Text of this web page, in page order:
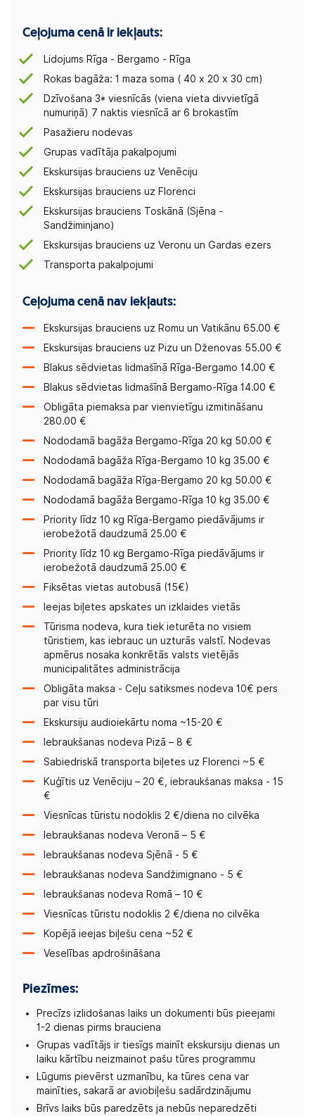
Ceļojuma cenā ir iekļauts:
Lidojums Rīga - Bergamo - Rīga
Rokas bagāža: 1 maza soma ( 40 х 20 х 30 cm)
Dzīvošana 3* viesnīcās (viena vieta divvietīgā
numuriņā) 7 naktis viesnīcā ar 6 brokastīm
Pasažieru nodevas
Grupas vadītāja pakalpojumi
Ekskursijas brauciens uz Venēciju
Ekskursijas brauciens uz Florenci
Ekskursijas brauciens Toskānā (Sjēna -
Sandžiminjano)
Ekskursijas brauciens uz Veronu un Gardas ezers
Transporta pakalpojumi
Ceļojuma cenā nav iekļauts:
Ekskursijas brauciens uz Romu un Vatikānu 65.00 €
Ekskursijas brauciens uz Pizu un Dženovas 55.00 €
Blakus sēdvietas lidmašīnā Rīga-Bergamo 14.00 €
Blakus sēdvietas lidmašīnā Bergamo-Rīga 14.00 €
Obligāta piemaksa par vienvietīgu izmitināšanu
280.00 €
Nododamā bagāža Bergamo-Rīga 20 kg 50.00 €
Nododamā bagāža Rīga-Bergamo 10 kg 35.00 €
Nododamā bagāža Rīga-Bergamo 20 kg 50.00 €
Nododamā bagāža Bergamo-Rīga 10 kg 35.00 €
Priority līdz 10 кg Rīga-Bergamo piedāvājums ir
ierobežotā daudzumā 25.00 €
Priority līdz 10 кg Bergamo-Rīga piedāvājums ir
ierobežotā daudzumā 25.00 €
Fiksētas vietas autobusā (15€)
Ieejas biļetes apskates un izklaides vietās
Tūrisma nodeva, kura tiek ieturēta no visiem
tūristiem, kas iebrauc un uzturās valstī. Nodevas
apmērus nosaka konkrētās valsts vietējās
municipalitātes administrācija
Obligāta maksa - Ceļu satiksmes nodeva 10€ pers
par visu tūri
Ekskursiju audioiekārtu noma ~15-20 €
Iebraukšanas nodeva Pizā – 8 €
Sabiedriskā transporta biļetes uz Florenci ~5 €
Kuģītis uz Venēciju – 20 €, iebraukšanas maksa - 15
€
Viesnīcas tūristu nodoklis 2 €/diena no cilvēka
Iebraukšanas nodeva Veronā – 5 €
Iebraukšanas nodeva Sjēnā - 5 €
Iebraukšanas nodeva Sandžimignano - 5 €
Iebraukšanas nodeva Romā – 10 €
Viesnīcas tūristu nodoklis 2 €/diena no cilvēka
Kopējā ieejas biļešu cena ~52 €
Veselības apdrošināšana
Piezīmes:
Precīzs izlidošanas laiks un dokumenti būs pieejami
1-2 dienas pirms brauciena
Grupas vadītājs ir tiesīgs mainīt ekskursiju dienas un
laiku kārtību neizmainot pašu tūres programmu
Lūgums pievērst uzmanību, ka tūres cena var
mainīties, sakarā ar aviobiļešu sadārdzinājumu
Brīvs laiks būs paredzēts ja nebūs neparedzēti